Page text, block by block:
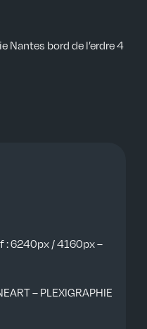
Nantes bord de l’erdre 4
: 6240px / 4160px –
– PLEXIGRAPHIE